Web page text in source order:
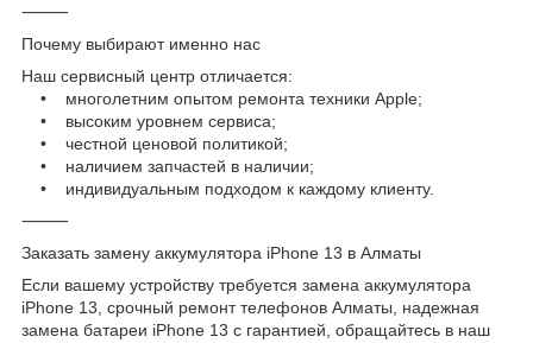
⸻
Почему выбирают именно нас
Наш сервисный центр отличается:
• многолетним опытом ремонта техники Apple;
• высоким уровнем сервиса;
• честной ценовой политикой;
• наличием запчастей в наличии;
• индивидуальным подходом к каждому клиенту.
⸻
Заказать замену аккумулятора iPhone 13 в Алматы
Если вашему устройству требуется замена аккумулятора
iPhone 13, срочный ремонт телефонов Алматы, надежная
замена батареи iPhone 13 с гарантией, обращайтесь в наш